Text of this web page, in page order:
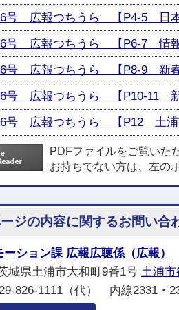
号 広報つちうら 【P4-5 日本
号 広報つちうら 【P6-7 情報
号 広報つちうら 【P8-9 新春
号 広報つちうら 【P10-11 新
号 広報つちうら 【P12 土浦
PDFファイルをご覧いた
お持ちでない方は、左の
ジの内容に関するお問い合
ション課 広報広聴係（広報）
城県土浦市大和町9番1号 土浦
826-1111（代） 内線2331・